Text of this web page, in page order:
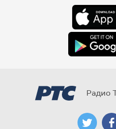
Радио